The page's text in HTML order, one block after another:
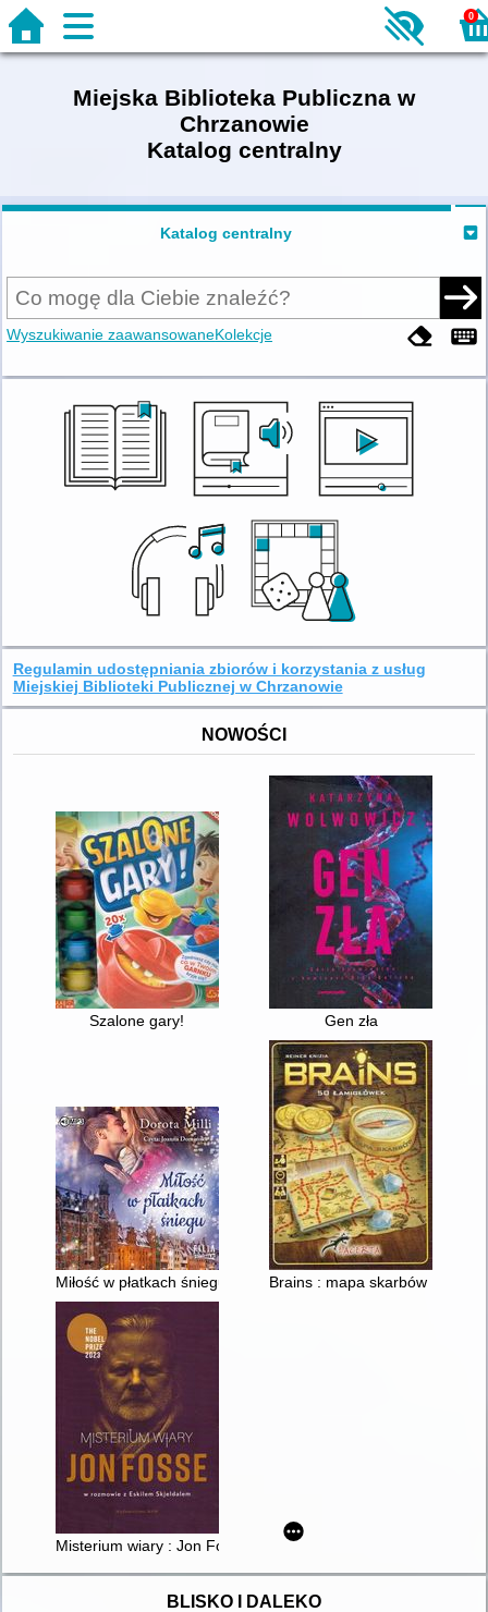
0
Miejska Biblioteka Publiczna w
Chrzanowie
Katalog centralny
Katalog centralny
Wyszukiwanie zaawansowaneKolekcje
Regulamin udostępniania zbiorów i korzystania z usług
Miejskiej Biblioteki Publicznej w Chrzanowie
NOWOŚCI
Szalone gary! Gen zła
Miłość w płatkach śniegu Brains : mapa skarbów : 50
Misterium wiary : Jon Fosse w rozmowie z Eskilem Skjeldalem
BLISKO I DALEKO